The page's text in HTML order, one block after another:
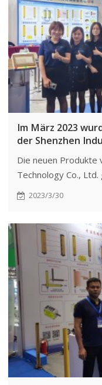
Im März 2023
der Shenzhen
Die neuen Produkte
Technology Co., Ltd.
Industrial Exhibition
2023/3/30